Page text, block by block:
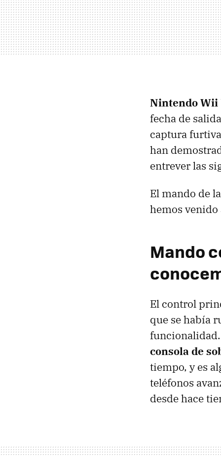
Nintendo Wii
fecha de
captura
han
entrever las
El mando de
hemos venido
Mando
El control
que se había
funcionalidad.
consola de
tiempo, y es
teléfonos
desde hace